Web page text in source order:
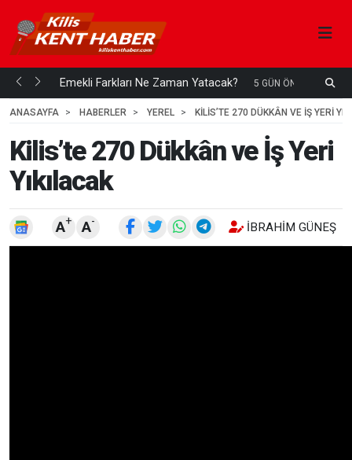
mi... Emekli Farkları Ne Zaman Yatacak? 5 GÜN ÖNCE
ANASAYFA HABERLER YEREL KILIS’TE 270 DÜKKÂN VE İŞ YERI
Kilis’te 270 Dükkân ve İş Yeri
Yıkılacak
A+ A- İBRAHIM GÜNEŞ